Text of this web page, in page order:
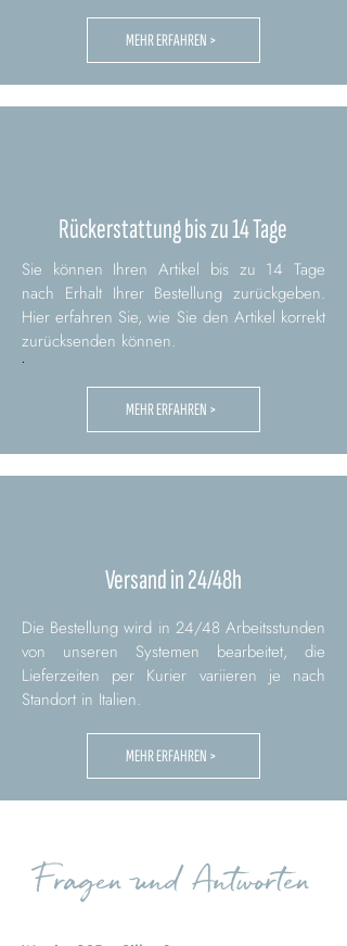
MEHR ERFAHREN >
Rückerstattung bis zu 14 Tage
Sie können Ihren Artikel bis zu 14 Tage
nach Erhalt Ihrer Bestellung zurückgeben.
Hier erfahren Sie, wie Sie den Artikel korrekt
zurücksenden können.
MEHR ERFAHREN >
Versand in 24/48h
Die Bestellung wird in 24/48 Arbeitsstunden
von unseren Systemen bearbeitet, die
Lieferzeiten per Kurier variieren je nach
Standort in Italien.
MEHR ERFAHREN >
Fragen und Antworten